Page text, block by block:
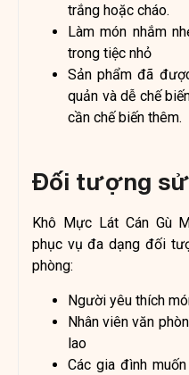
trắng hoặc cháo.
Làm món nhắm
trong tiệc nhỏ
Sản phẩm đã
quản và dễ chế
cần chế biến thêm.
Đối tượng sử
Khô Mực Lát Cán Gù
phục vụ đa dạng đối
phòng:
Người yêu thích
Nhân viên văn
lao
Các gia đình